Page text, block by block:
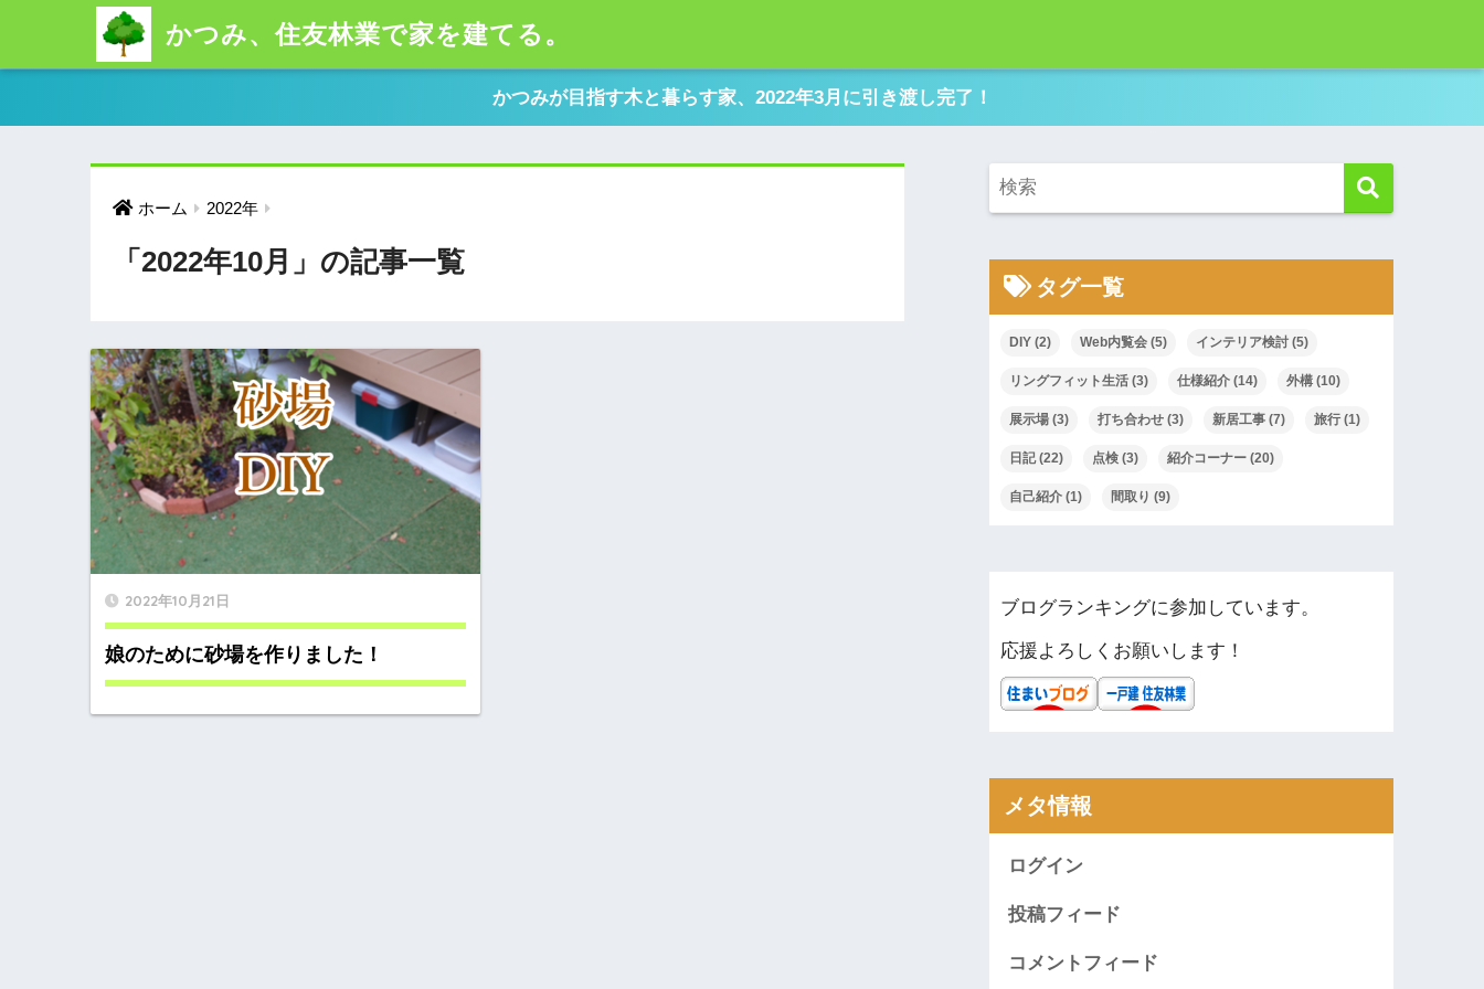
かつみ、住友林業で家を建てる。
かつみが目指す木と暮らす家、2022年3月に引き渡し完了！
ホーム 2022年
「2022年10月」の記事一覧
2022年10月21日
娘のために砂場を作りました！
タグ一覧
DIY (2) Web内覧会 (5) インテリア検討 (5)
リングフィット生活 (3) 仕様紹介 (14) 外構 (10)
展示場 (3) 打ち合わせ (3) 新居工事 (7) 旅行 (1)
日記(22) 点検 (3) 紹介コーナー (20)
自己紹介 (1) 間取り (9)
ブログランキングに参加しています。
応援よろしくお願いします！
メタ情報
ログイン
投稿フィード
コメントフィード